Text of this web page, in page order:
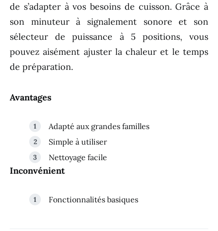
de s’adapter à vos besoins de cuisson. Grâce à
son minuteur à signalement sonore et son
sélecteur de puissance à 5 positions, vous
pouvez aisément ajuster la chaleur et le temps
de préparation.
Avantages
Adapté aux grandes familles
Simple à utiliser
Nettoyage facile
Inconvénient
Fonctionnalités basiques